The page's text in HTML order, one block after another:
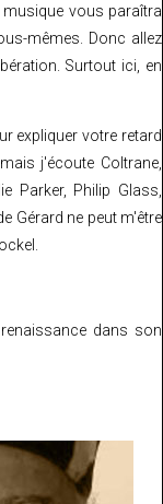
vous paraîtra
mêmes. Donc allez
Surtout ici, en
expliquer votre retard
j'écoute Coltrane,
Parker, Philip Glass,
Gérard ne peut m'être
dans son